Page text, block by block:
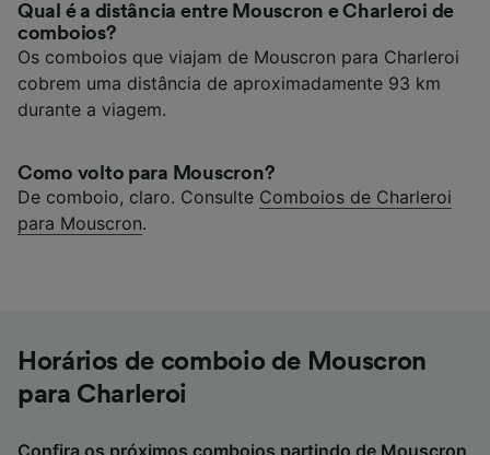
Qual é a distância entre Mouscron e Charleroi de
comboios?
Os comboios que viajam de Mouscron para Charleroi
cobrem uma distância de aproximadamente 93 km
durante a viagem.
Como volto para Mouscron?
De comboio, claro. Consulte Comboios de Charleroi
para Mouscron.
Horários de comboio de Mouscron
para Charleroi